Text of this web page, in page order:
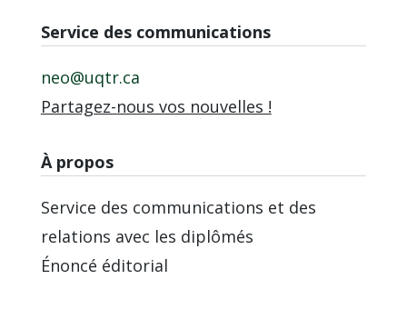
Service des communications
neo@uqtr.ca
Partagez-nous vos nouvelles !
À propos
Service des communications et des
relations avec les diplômés
Énoncé éditorial